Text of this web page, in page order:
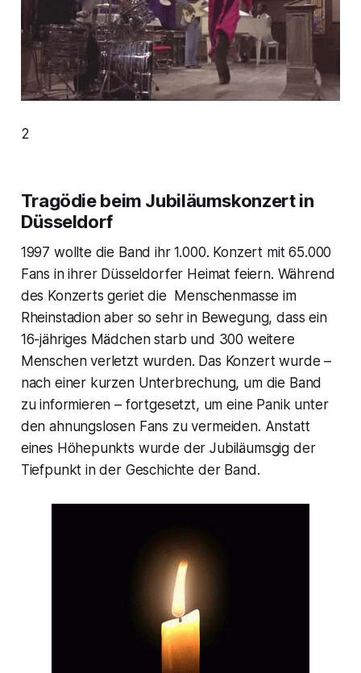
2
Tragödie beim Jubiläumskonzert in
Düsseldorf
1997 wollte die Band ihr 1.000. Konzert mit 65.000
Fans in ihrer Düsseldorfer Heimat feiern. Während
des Konzerts geriet die Menschenmasse im
Rheinstadion aber so sehr in Bewegung, dass ein
16-jähriges Mädchen starb und 300 weitere
Menschen verletzt wurden. Das Konzert wurde –
nach einer kurzen Unterbrechung, um die Band
zu informieren – fortgesetzt, um eine Panik unter
den ahnungslosen Fans zu vermeiden. Anstatt
eines Höhepunkts wurde der Jubiläumsgig der
Tiefpunkt in der Geschichte der Band.